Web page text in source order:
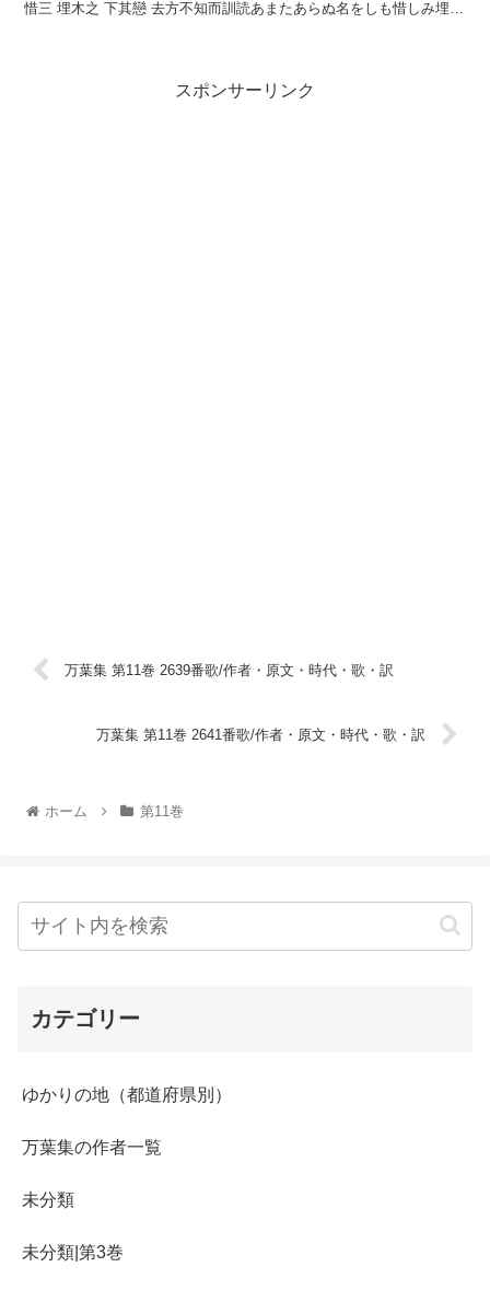
惜三 埋木之 下其戀 去方不知而訓読あまたあらぬ名をしも惜しみ埋れ
スポンサーリンク
万葉集 第11巻 2639番歌/作者・原文・時代・歌・訳
万葉集 第11巻 2641番歌/作者・原文・時代・歌・訳
ホーム 第11巻
カテゴリー
ゆかりの地（都道府県別）
万葉集の作者一覧
未分類
未分類|第3巻